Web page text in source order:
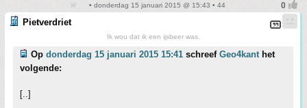
• donderdag 15 januari 2015 @ 15:43 • 44
Pietverdriet
Ik wou dat ik een ijsbeer was.
Op donderdag 15 januari 2015 15:41 schreef Geo4kant het
volgende:
[..]